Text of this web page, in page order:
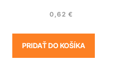
0,62 €
PRIDAŤ DO KOŠÍKA